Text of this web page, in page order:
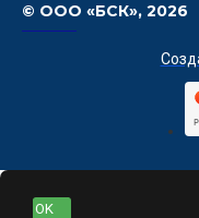
© ООО «БСК», 2026
OK